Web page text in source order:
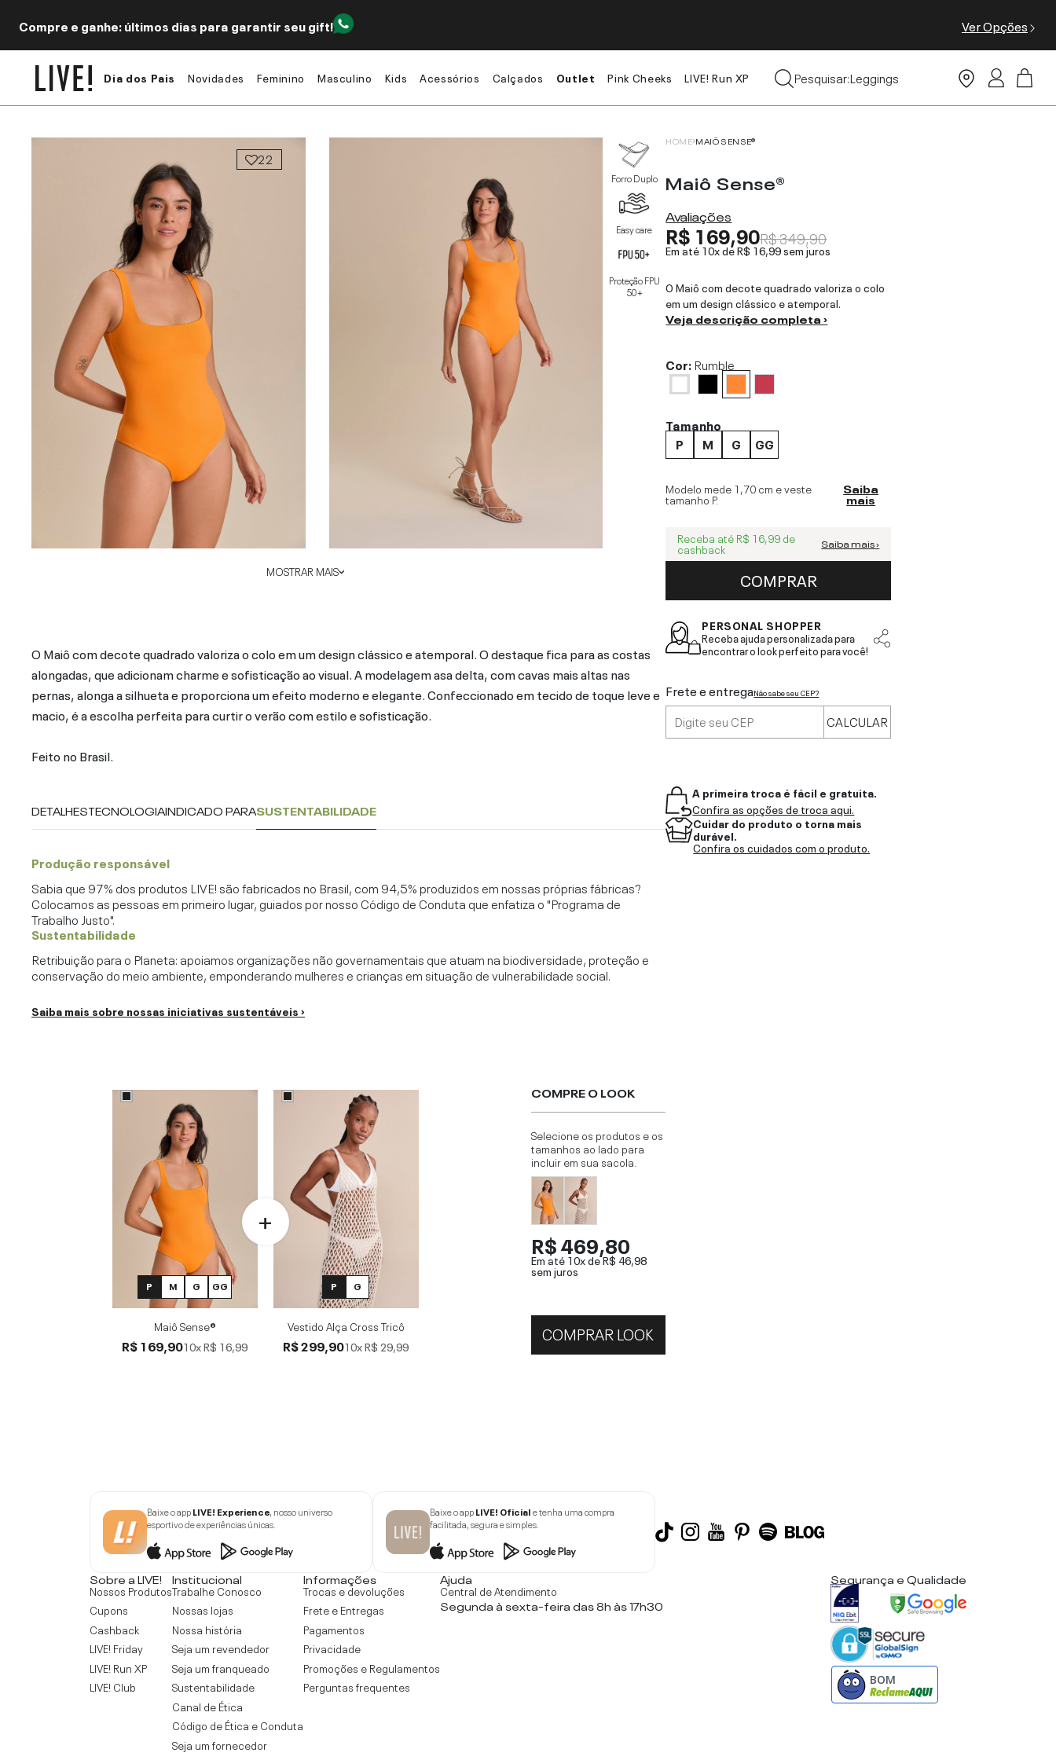
Compre e ganhe: últimos dias para garantir seu gift! Ver Opções
Dia dos Pais Novidades Feminino Masculino Kids Acessórios Calçados Outlet Pink Cheeks LIVE! Run XP
Pesquisar:
Tops
Leggings
22
MOSTRAR MAIS
Forro Duplo
Easy care
Proteção FPU
50+
O Maiô com decote quadrado valoriza o colo em um design clássico e atemporal. O destaque fica para as costas
alongadas, que adicionam charme e sofisticação ao visual. A modelagem asa delta, com cavas mais altas nas
pernas, alonga a silhueta e proporciona um efeito moderno e elegante. Confeccionado em tecido de toque leve e
macio, é a escolha perfeita para curtir o verão com estilo e sofisticação.
Feito no Brasil.
DETALHESTECNOLOGIAINDICADO PARASUSTENTABILIDADE
Produção responsável
Sabia que 97% dos produtos LIVE! são fabricados no Brasil, com 94,5% produzidos em nossas próprias fábricas?
Colocamos as pessoas em primeiro lugar, guiados por nosso Código de Conduta que enfatiza o "Programa de
Trabalho Justo".
Sustentabilidade
Retribuição para o Planeta: apoiamos organizações não governamentais que atuam na biodiversidade, proteção e
conservação do meio ambiente, emponderando mulheres e crianças em situação de vulnerabilidade social.
Saiba mais sobre nossas iniciativas sustentáveis ›
P M G GG
Maiô Sense®
R$ 169,9010xR$ 16,99
P G
Vestido Alça Cross Tricô
R$ 299,9010xR$ 29,99
COMPRE O LOOK
Selecione os produtos e os
tamanhos ao lado para
incluir em sua sacola.
R$ 469,80
Em até 10x deR$ 46,98
sem juros
COMPRAR LOOK
HOME MAIÔ SENSE®
Maiô Sense®
Avaliações
R$ 169,90R$ 349,90
Em até 10x deR$ 16,99sem juros
O Maiô com decote quadrado valoriza o colo
em um design clássico e atemporal.
Veja descrição completa ›
Cor:Rumble
Tamanho
P
M G GG
Modelo mede 1,70 cm e veste
tamanho P.
Saiba
mais
Receba até R$ 16,99 de
cashback Saiba mais ›
COMPRAR
PERSONAL SHOPPER
Receba ajuda personalizada para
encontrar o look perfeito para você!
Frete e entregaNão sabe seu CEP?
CALCULAR
A primeira troca é fácil e gratuita.
Confira as opções de troca aqui.
Cuidar do produto o torna mais
durável.
Confira os cuidados com o produto.
Baixe o appLIVE! Experience, nosso universo
esportivo de experiências únicas.
Baixe o appLIVE! Oficiale tenha uma compra
facilitada, segura e simples.
Sobre a LIVE!
Nossos Produtos
Cupons
Cashback
LIVE! Friday
LIVE! Run XP
LIVE! Club
Institucional
Trabalhe Conosco
Nossas lojas
Nossa história
Seja um revendedor
Seja um franqueado
Sustentabilidade
Canal de Ética
Código de Ética e Conduta
Seja um fornecedor
Informações
Trocas e devoluções
Frete e Entregas
Pagamentos
Privacidade
Promoções e Regulamentos
Perguntas frequentes
Ajuda
Central de Atendimento
Segunda à sexta-feira das 8h às 17h30
Segurança e Qualidade
BOM